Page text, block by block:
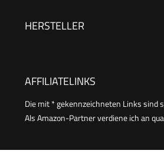
HERSTELLER
AFFILIATELINKS
Die mit * gekennzeichneten Links sind
Als Amazon-Partner verdiene ich an